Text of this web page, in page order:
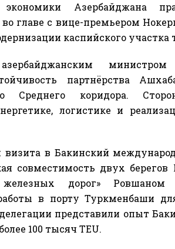
Азербайджана
главе с вице-премьером
каспийского участка
партнёрства
Среднего коридора.
логистике и
в Бакинский
совместимость двух
железных дорог» Ровшаном
в порту Туркменбаши
представили опыт
100 тысяч TEU.